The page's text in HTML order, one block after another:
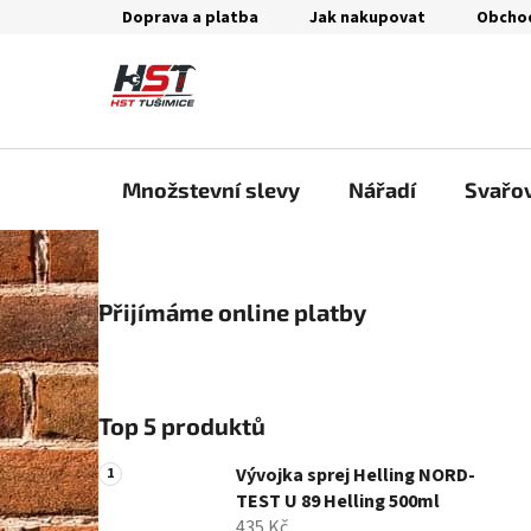
Doprava a platba Jak nakupovat
Množstevní slevy Nářadí
P
o
s
t
r
a
n
n
Přijímáme online platby
Top 5 produktů
Vývojka sprej Helling NORD-
TEST U 89 Helling 500ml